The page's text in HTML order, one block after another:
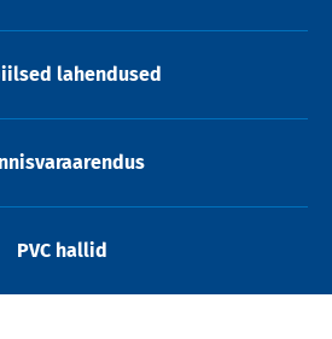
lahendused
PVC hallid